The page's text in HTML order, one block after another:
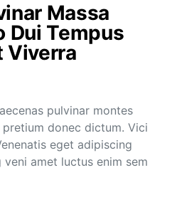
Massa
Dui Tempus
Viverra
pulvinar montes
donec dictum. Vici
eget adipiscing
amet luctus enim sem